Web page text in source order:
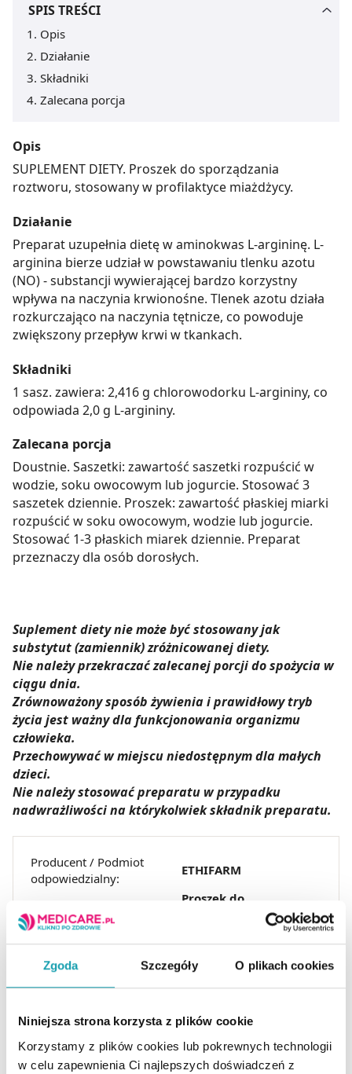
Zgoda Szczegóły O plikach cookies
Niniejsza strona korzysta z plików cookie
Korzystamy z plików cookies lub pokrewnych technologii
w celu zapewnienia Ci najlepszych doświadczeń z
SPIS TREŚCI
Opis
Działanie
Składniki
Zalecana porcja
Opis
SUPLEMENT DIETY. Proszek do sporządzania
roztworu, stosowany w profilaktyce miażdżycy.
Działanie
Preparat uzupełnia dietę w aminokwas L-argininę. L-
arginina bierze udział w powstawaniu tlenku azotu
(NO) - substancji wywierającej bardzo korzystny
wpływa na naczynia krwionośne. Tlenek azotu działa
rozkurczająco na naczynia tętnicze, co powoduje
zwiększony przepływ krwi w tkankach.
Składniki
1 sasz. zawiera: 2,416 g chlorowodorku L-argininy, co
odpowiada 2,0 g L-argininy.
Zalecana porcja
Doustnie. Saszetki: zawartość saszetki rozpuścić w
wodzie, soku owocowym lub jogurcie. Stosować 3
saszetek dziennie. Proszek: zawartość płaskiej miarki
rozpuścić w soku owocowym, wodzie lub jogurcie.
Stosować 1-3 płaskich miarek dziennie. Preparat
przeznaczy dla osób dorosłych.
Suplement diety nie może być stosowany jak
substytut (zamiennik) zróżnicowanej diety.
Nie należy przekraczać zalecanej porcji do spożycia w
ciągu dnia.
Zrównoważony sposób żywienia i prawidłowy tryb
życia jest ważny dla funkcjonowania organizmu
człowieka.
Przechowywać w miejscu niedostępnym dla małych
dzieci.
Nie należy stosować preparatu w przypadku
nadwrażliwości na którykolwiek składnik preparatu.
Producent / Podmiot
odpowiedzialny:
ETHIFARM
Proszek do
sporządzania roztworu
Przechowywanie:
Temperatura
pokojowa